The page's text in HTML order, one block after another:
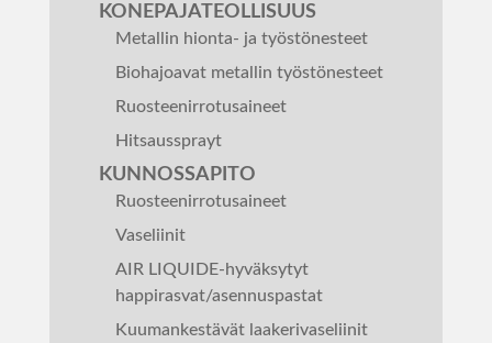
KONEPAJATEOLLISUUS
Metallin hionta- ja työstönesteet
Biohajoavat metallin työstönesteet
Ruosteenirrotusaineet
Hitsaussprayt
KUNNOSSAPITO
Ruosteenirrotusaineet
Vaseliinit
AIR LIQUIDE-hyväksytyt
happirasvat/asennuspastat
Kuumankestävät laakerivaseliinit